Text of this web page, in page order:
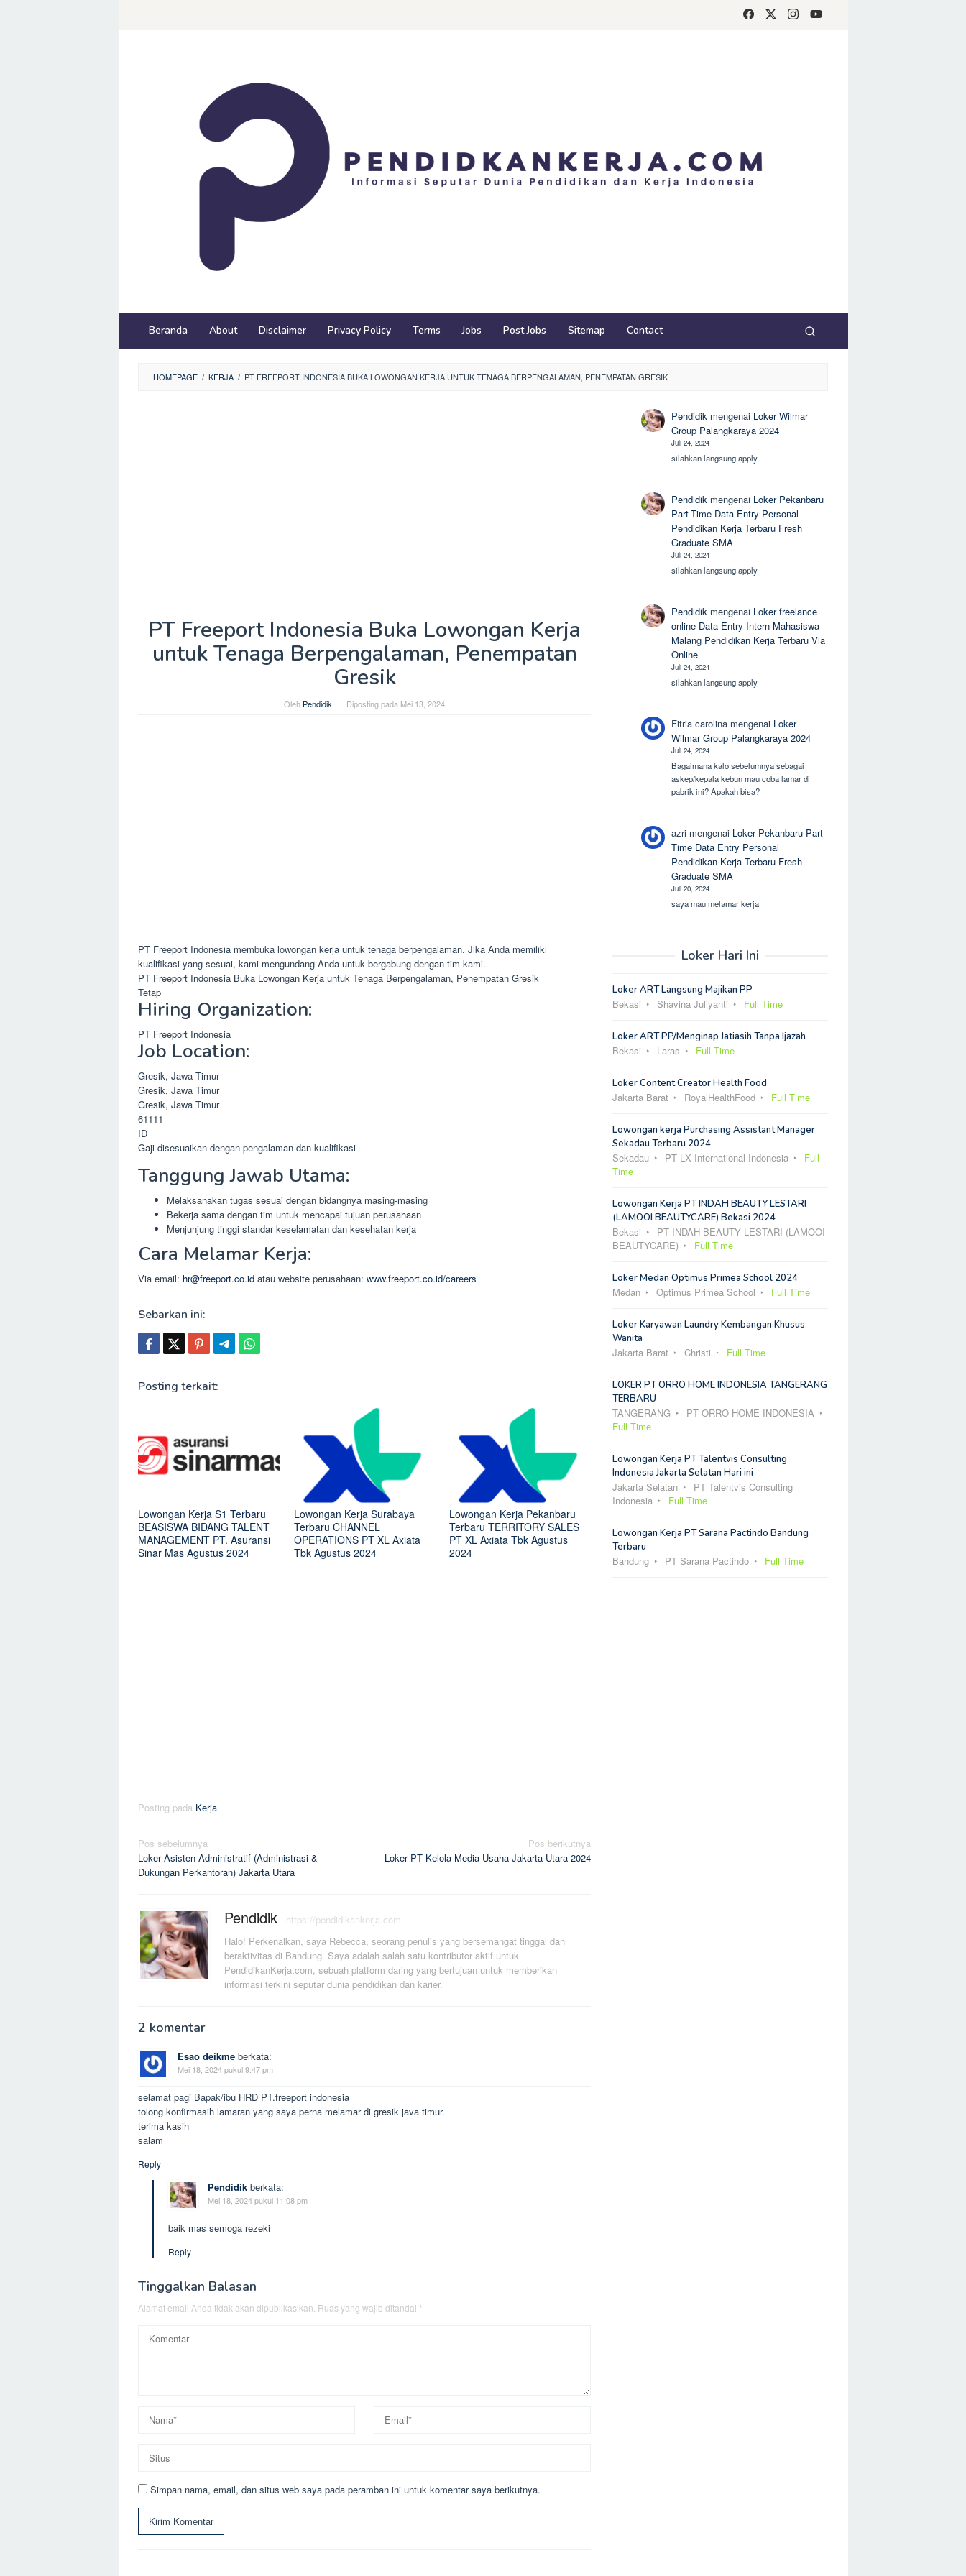
Beranda About Disclaimer Privacy Policy Terms Jobs Post Jobs Sitemap Contact
HOMEPAGE / KERJA / PT FREEPORT INDONESIA BUKA LOWONGAN KERJA UNTUK TENAGA BERPENGALAMAN, PENEMPATAN GRESIK
PT Freeport Indonesia Buka Lowongan Kerja
untuk Tenaga Berpengalaman, Penempatan
Gresik
Oleh Pendidik Diposting pada Mei 13, 2024
PT Freeport Indonesia membuka lowongan kerja untuk tenaga berpengalaman. Jika Anda memiliki
kualifikasi yang sesuai, kami mengundang Anda untuk bergabung dengan tim kami.
PT Freeport Indonesia Buka Lowongan Kerja untuk Tenaga Berpengalaman, Penempatan Gresik
Tetap
Hiring Organization:
PT Freeport Indonesia
Job Location:
Gresik, Jawa Timur
Gresik, Jawa Timur
Gresik, Jawa Timur
61111
ID
Gaji disesuaikan dengan pengalaman dan kualifikasi
Tanggung Jawab Utama:
Melaksanakan tugas sesuai dengan bidangnya masing-masing
Bekerja sama dengan tim untuk mencapai tujuan perusahaan
Menjunjung tinggi standar keselamatan dan kesehatan kerja
Cara Melamar Kerja:
Via email: hr@freeport.co.id atau website perusahaan: www.freeport.co.id/careers
Sebarkan ini:
Posting terkait:
Lowongan Kerja S1 Terbaru
BEASISWA BIDANG TALENT
MANAGEMENT PT. Asuransi
Sinar Mas Agustus 2024
Lowongan Kerja Surabaya
Terbaru CHANNEL
OPERATIONS PT XL Axiata
Tbk Agustus 2024
Lowongan Kerja Pekanbaru
Terbaru TERRITORY SALES
PT XL Axiata Tbk Agustus
2024
Posting pada Kerja
Navigasi
pos
Pos sebelumnya
Loker Asisten Administratif (Administrasi &
Dukungan Perkantoran) Jakarta Utara
Pos berikutnya
Loker PT Kelola Media Usaha Jakarta Utara 2024
Pendidik - https://pendidikankerja.com
Halo! Perkenalkan, saya Rebecca, seorang penulis yang bersemangat tinggal dan
beraktivitas di Bandung. Saya adalah salah satu kontributor aktif untuk
PendidikanKerja.com, sebuah platform daring yang bertujuan untuk memberikan
informasi terkini seputar dunia pendidikan dan karier.
2 komentar
Esao deikme berkata:
Mei 18, 2024 pukul 9:47 pm
selamat pagi Bapak/ibu HRD PT.freeport indonesia
tolong konfirmasih lamaran yang saya perna melamar di gresik java timur.
terima kasih
salam
Reply
Pendidik berkata:
Mei 18, 2024 pukul 11:08 pm
baik mas semoga rezeki
Reply
Tinggalkan Balasan
Alamat email Anda tidak akan dipublikasikan. Ruas yang wajib ditandai *
Simpan nama, email, dan situs web saya pada peramban ini untuk komentar saya berikutnya.
Pendidik mengenai Loker Wilmar
Group Palangkaraya 2024
Juli 24, 2024
silahkan langsung apply
Pendidik mengenai Loker Pekanbaru
Part-Time Data Entry Personal
Pendidikan Kerja Terbaru Fresh
Graduate SMA
Juli 24, 2024
silahkan langsung apply
Pendidik mengenai Loker freelance
online Data Entry Intern Mahasiswa
Malang Pendidikan Kerja Terbaru Via
Online
Juli 24, 2024
silahkan langsung apply
Fitria carolina mengenai Loker
Wilmar Group Palangkaraya 2024
Juli 24, 2024
Bagaimana kalo sebelumnya sebagai
askep/kepala kebun mau coba lamar di
pabrik ini? Apakah bisa?
azri mengenai Loker Pekanbaru Part-
Time Data Entry Personal
Pendidikan Kerja Terbaru Fresh
Graduate SMA
Juli 20, 2024
saya mau melamar kerja
Loker Hari Ini
Loker ART Langsung Majikan PP
Bekasi Shavina Juliyanti Full Time
Loker ART PP/Menginap Jatiasih Tanpa Ijazah
Bekasi Laras Full Time
Loker Content Creator Health Food
Jakarta Barat RoyalHealthFood Full Time
Lowongan kerja Purchasing Assistant Manager
Sekadau Terbaru 2024
Sekadau PT LX International Indonesia
Full
Time
Lowongan Kerja PT INDAH BEAUTY LESTARI
(LAMOOI BEAUTYCARE) Bekasi 2024
Bekasi
PT INDAH BEAUTY LESTARI (LAMOOI
BEAUTYCARE)
Full Time
Loker Medan Optimus Primea School 2024
Medan Optimus Primea School Full Time
Loker Karyawan Laundry Kembangan Khusus
Wanita
Jakarta Barat Christi Full Time
LOKER PT ORRO HOME INDONESIA TANGERANG
TERBARU
TANGERANG
PT ORRO HOME INDONESIA
Full Time
Lowongan Kerja PT Talentvis Consulting
Indonesia Jakarta Selatan Hari ini
Jakarta Selatan
PT Talentvis Consulting
Indonesia
Full Time
Lowongan Kerja PT Sarana Pactindo Bandung
Terbaru
Bandung PT Sarana Pactindo Full Time